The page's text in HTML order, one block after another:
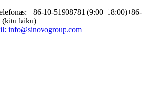
+86-10-51908781 (9:00–18:00)+86-
(kitu laiku)
info@sinovogroup.com